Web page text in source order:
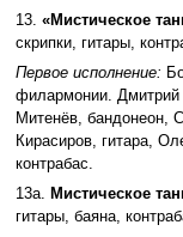
13. «Мистическое
скрипки, гитары,
Первое исполнение:
филармонии. Дмитрий
Митенёв, бандонеон,
Кирасиров, гитара,
контрабас.
13а. Мистическое
гитары, баяна,